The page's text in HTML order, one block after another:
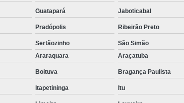
Guatapará Jaboticabal
Pradópolis Ribeirão Preto
Sertãozinho São Simão
Araraquara Araçatuba
Boituva Bragança Paulista
Itapetininga Itu